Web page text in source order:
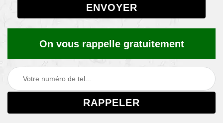
On vous rappelle gratuitement